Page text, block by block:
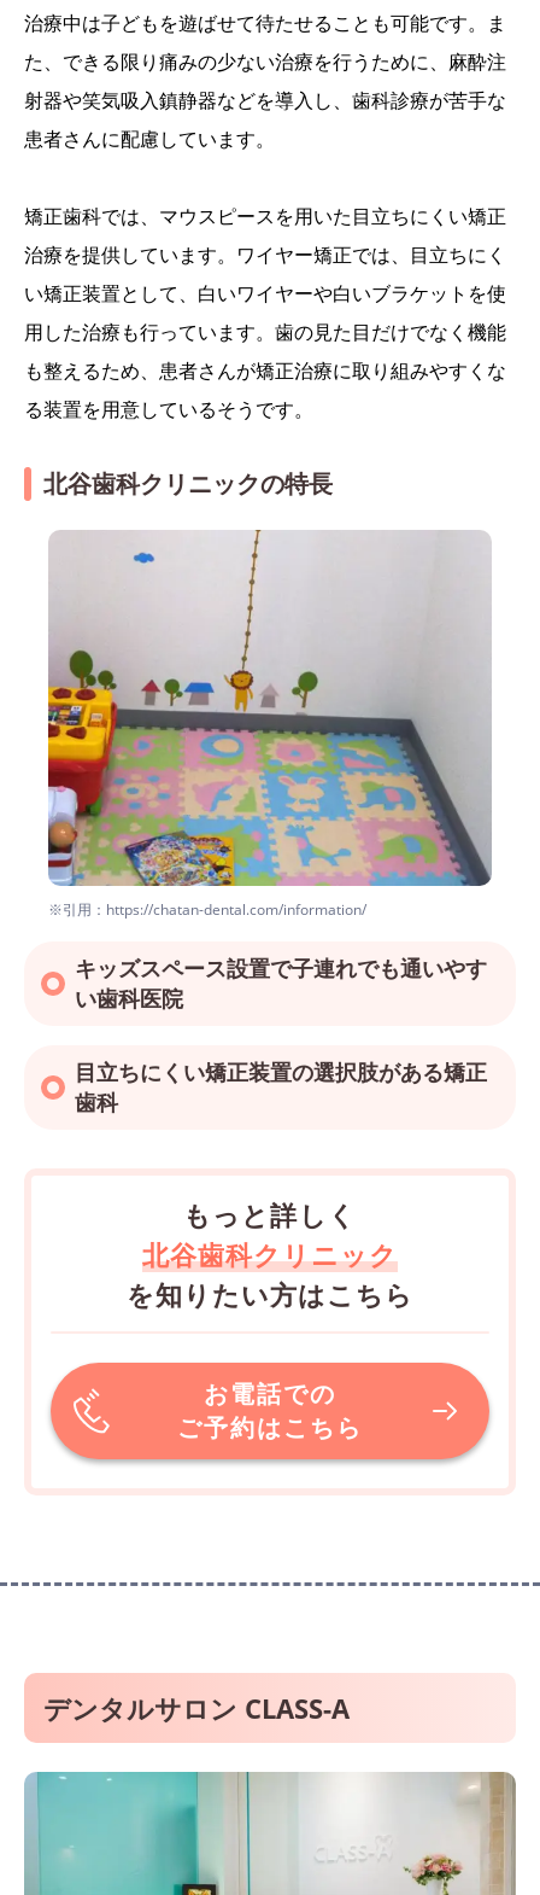
治療中は子どもを遊ばせて待たせることも可能です。ま
た、できる限り痛みの少ない治療を行うために、麻酔注
射器や笑気吸入鎮静器などを導入し、歯科診療が苦手な
患者さんに配慮しています。
矯正歯科では、マウスピースを用いた目立ちにくい矯正
治療を提供しています。ワイヤー矯正では、目立ちにく
い矯正装置として、白いワイヤーや白いブラケットを使
用した治療も行っています。歯の見た目だけでなく機能
も整えるため、患者さんが矯正治療に取り組みやすくな
る装置を用意しているそうです。
北谷歯科クリニックの特長
※引用：https://chatan-dental.com/information/
キッズスペース設置で子連れでも通いやす
い歯科医院
目立ちにくい矯正装置の選択肢がある矯正
歯科
もっと詳しく
北谷歯科クリニック
を知りたい方はこちら
お電話での
ご予約はこちら
デンタルサロン CLASS-A